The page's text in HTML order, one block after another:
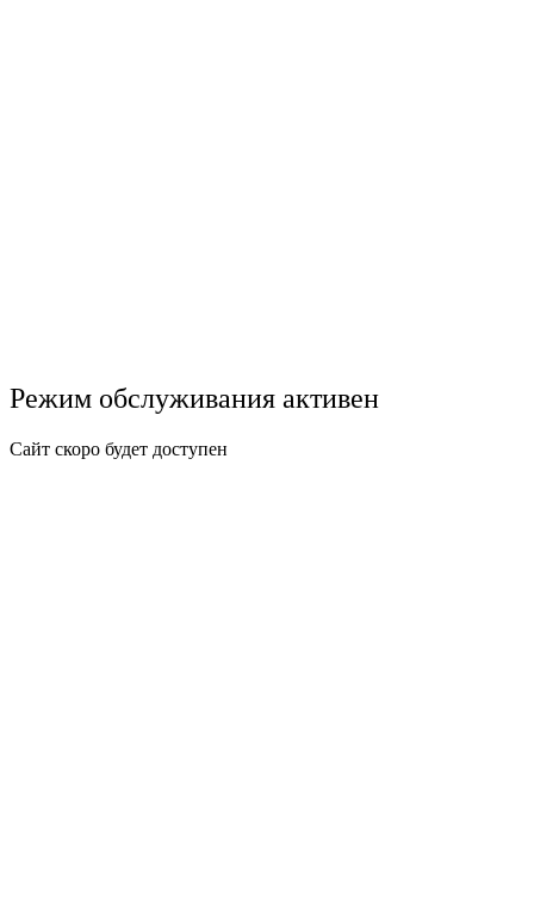
Режим обслуживания активен
Сайт скоро будет доступен